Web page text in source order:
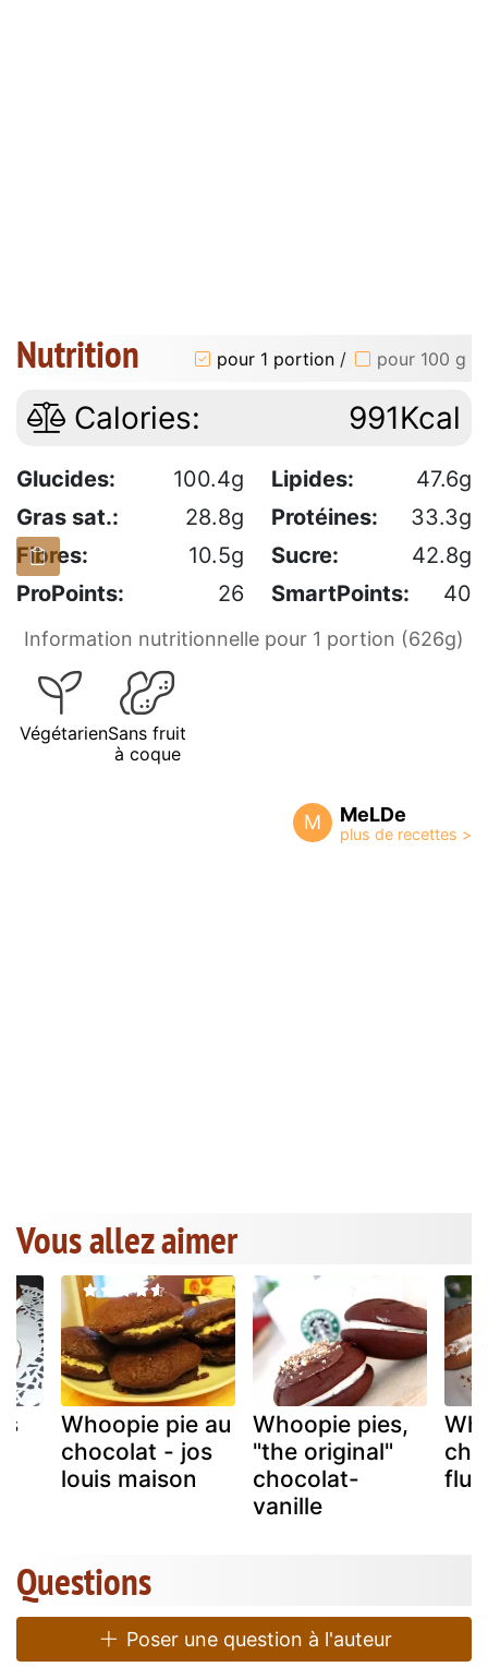
Nutrition pour 1 portion / pour 100 g
Calories: 991Kcal
Glucides: 100.4g Lipides:
47.6g
Gras sat.:
28.8g Protéines:
33.3g
Fibres:
10.5g Sucre:
42.8g
ProPoints:
26 SmartPoints: 40
Information nutritionnelle pour 1 portion (626g)
VégétarienSans fruit
à coque
M MeLDe
Vous allez aimer
Whoopie pie au
chocolat - jos
louis maison
Whoopie pies,
"the original"
chocolat-
vanille
fluff
Questions
Poser une question à l'auteur